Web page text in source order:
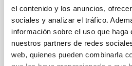
el contenido y los anuncios,
sociales y analizar el tráfico.
información sobre el uso que haga
nuestros partners de redes
web, quienes pueden combinarla
Shalyapin, V. N. et al.
Fecha de publicación: 6